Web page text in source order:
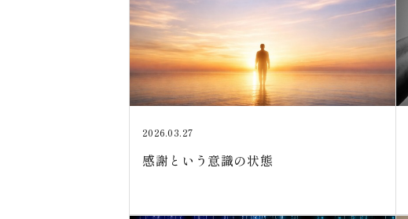
2026.03.27
感謝という意識の状態